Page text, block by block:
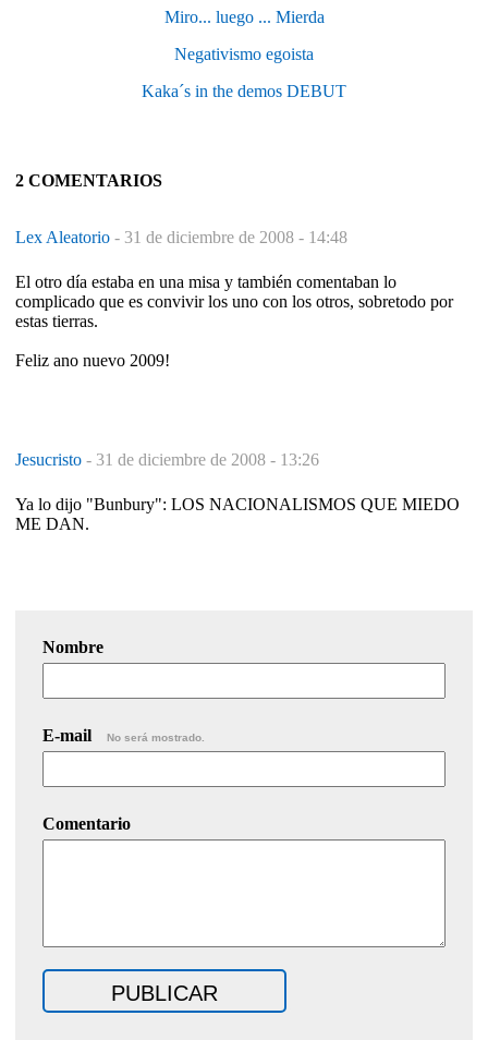
Miro... luego ... Mierda
Negativismo egoista
Kaka´s in the demos DEBUT
2 COMENTARIOS
Lex Aleatorio - 31 de diciembre de 2008 - 14:48
El otro día estaba en una misa y también comentaban lo
complicado que es convivir los uno con los otros, sobretodo por
estas tierras.
Feliz ano nuevo 2009!
Jesucristo - 31 de diciembre de 2008 - 13:26
Ya lo dijo "Bunbury": LOS NACIONALISMOS QUE MIEDO
ME DAN.
Nombre
E-mail No será mostrado.
Comentario